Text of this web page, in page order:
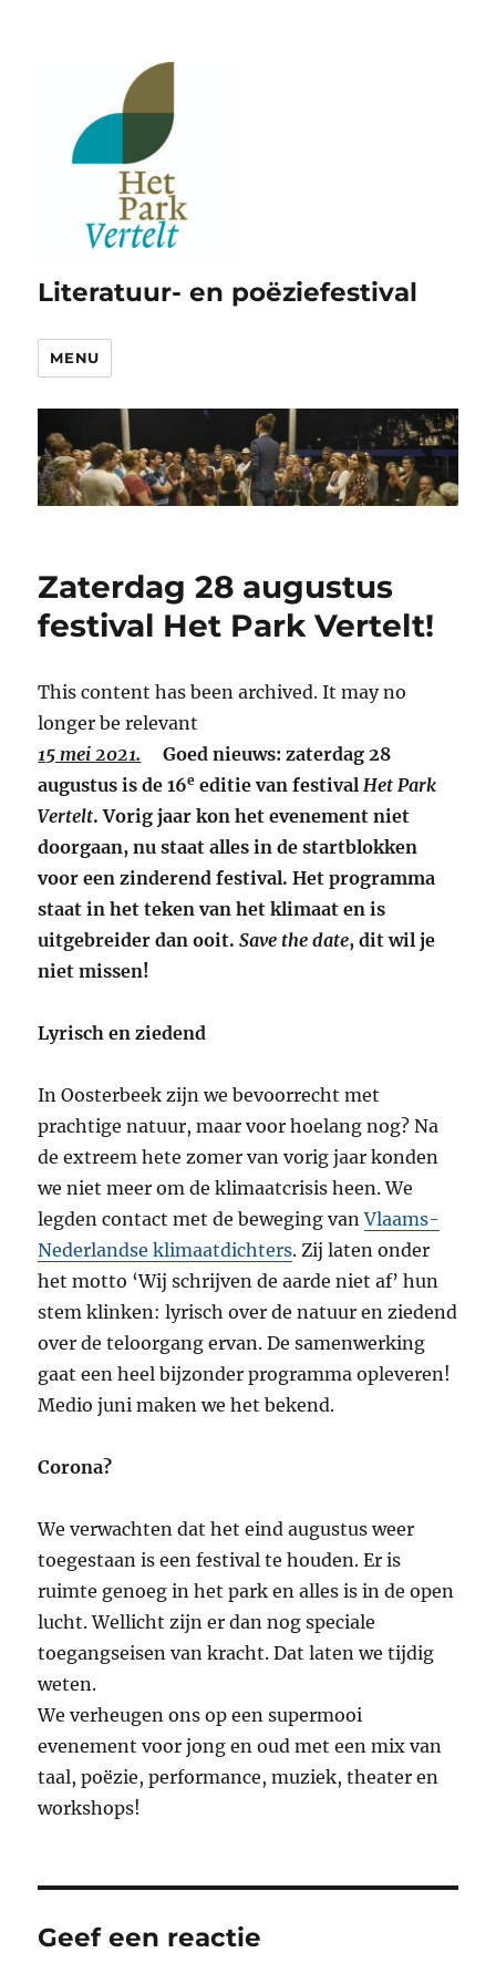
Literatuur- en poëziefestival
MENU
Zaterdag 28 augustus
festival Het Park Vertelt!
This content has been archived. It may no
longer be relevant
15 mei 2021. Goed nieuws: zaterdag 28
augustus is de 16e editie van festivalHet Park
Vertelt. Vorig jaar kon het evenement niet
doorgaan, nu staat alles in de startblokken
voor een zinderend festival. Het programma
staat in het teken van het klimaat en is
uitgebreider dan ooit.Save the date, dit wil je
niet missen!
Lyrisch en ziedend
In Oosterbeek zijn we bevoorrecht met
prachtige natuur, maar voor hoelang nog? Na
de extreem hete zomer van vorig jaar konden
we niet meer om de klimaatcrisis heen. We
legden contact met de beweging vanVlaams-
Nederlandse klimaatdichters. Zij laten onder
het motto ‘Wij schrijven de aarde niet af’ hun
stem klinken: lyrisch over de natuur en ziedend
over de teloorgang ervan. De samenwerking
gaat een heel bijzonder programma opleveren!
Medio juni maken we het bekend.
Corona?
We verwachten dat het eind augustus weer
toegestaan is een festival te houden. Er is
ruimte genoeg in het park en alles is in de open
lucht. Wellicht zijn er dan nog speciale
toegangseisen van kracht. Dat laten we tijdig
weten.
We verheugen ons op een supermooi
evenement voor jong en oud met een mix van
taal, poëzie, performance, muziek, theater en
workshops!
Geef een reactie